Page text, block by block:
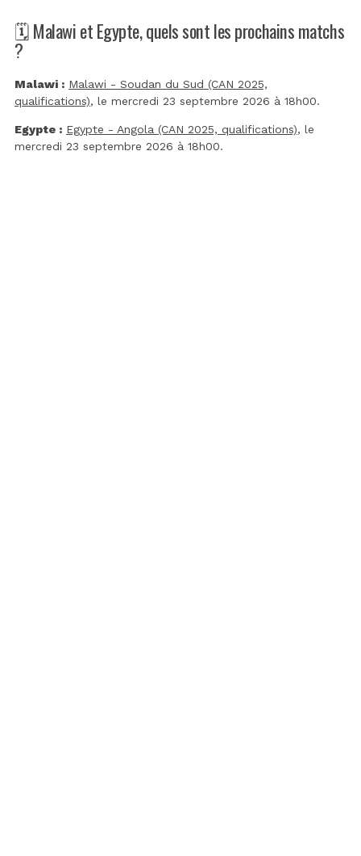
🗓️ Malawi et Egypte, quels sont les prochains matchs
?
Malawi : Malawi - Soudan du Sud (CAN 2025,
qualifications), le mercredi 23 septembre 2026 à 18h00.
Egypte : Egypte - Angola (CAN 2025, qualifications), le
mercredi 23 septembre 2026 à 18h00.